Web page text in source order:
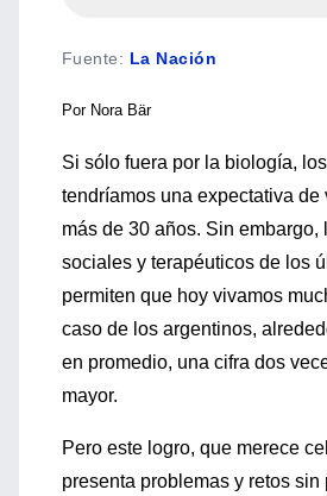
Fuente: La Nación
Por Nora Bär
Si sólo fuera por la biología,
tendríamos una expectativa de
más de 30 años. Sin embargo,
sociales y terapéuticos de los
permiten que hoy vivamos
caso de los argentinos,
en promedio, una cifra dos
mayor.
Pero este logro, que merece
presenta problemas y retos sin